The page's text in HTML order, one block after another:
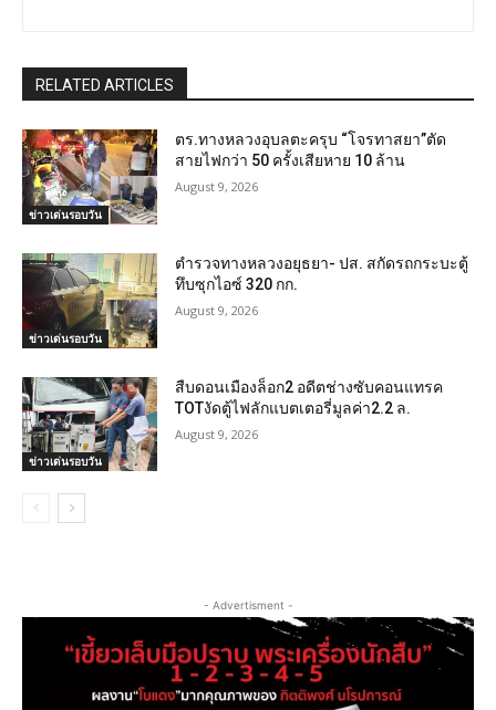
RELATED ARTICLES
ข่าวเด่นรอบวัน
ตร.ทางหลวงอุบลตะครุบ “โจรทาสยา”ตัด
สายไฟกว่า 50 ครั้งเสียหาย 10 ล้าน
August 9, 2026
ข่าวเด่นรอบวัน
ตำรวจทางหลวงอยุธยา- ปส. สกัดรถกระบะตู้
ทึบซุกไอซ์ 320 กก.
August 9, 2026
ข่าวเด่นรอบวัน
สืบดอนเมืองล็อก2 อดีตช่างซับคอนแทรค
TOTงัดตู้ไฟลักแบตเตอรี่มูลค่า2.2 ล.
August 9, 2026
- Advertisment -